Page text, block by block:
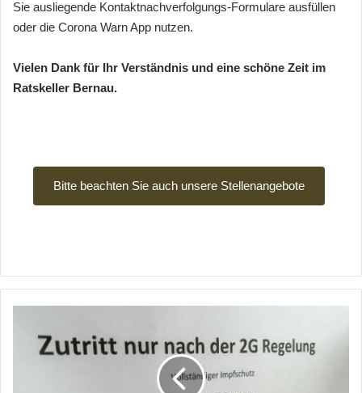
Sie ausliegende Kontaktnachverfolgungs-Formulare ausfüllen
oder die Corona Warn App nutzen.
Vielen Dank für Ihr Verständnis und eine schöne Zeit im
Ratskeller Bernau.
Bitte beachten Sie auch unsere Stellenangebote